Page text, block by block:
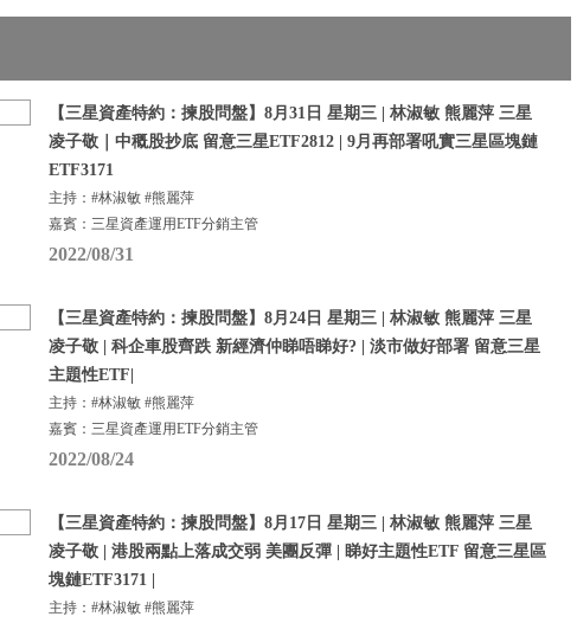
【三星資產特約：揀股問盤】8月31日 星期三 | 林淑敏 熊麗萍 三星
凌子敬｜中穊股抄底 留意三星ETF2812 | 9月再部署吼實三星區塊鏈
ETF3171
主持：#林淑敏 #熊麗萍
嘉賓：三星資產運用ETF分銷主管
2022/08/31
【三星資產特約：揀股問盤】8月24日 星期三 | 林淑敏 熊麗萍 三星
凌子敬 | 科企車股齊跌 新經濟仲睇唔睇好? | 淡市做好部署 留意三星
主題性ETF|
主持：#林淑敏 #熊麗萍
嘉賓：三星資產運用ETF分銷主管
2022/08/24
【三星資產特約：揀股問盤】8月17日 星期三 | 林淑敏 熊麗萍 三星
凌子敬 | 港股兩點上落成交弱 美團反彈 | 睇好主題性ETF 留意三星區
塊鏈ETF3171 |
主持：#林淑敏 #熊麗萍